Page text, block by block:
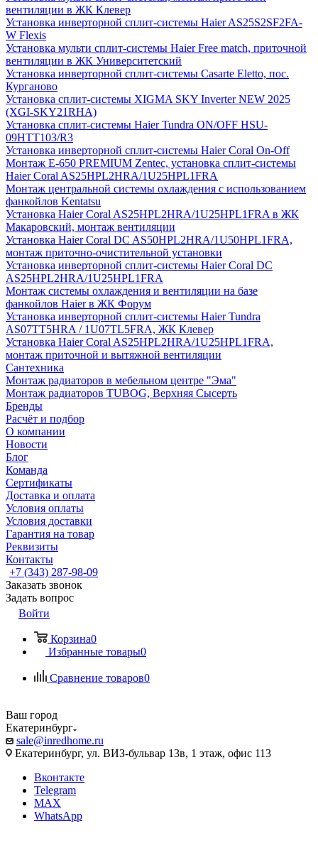
вентиляции в ЖК Клевер
Установка инверторной сплит-системы Haier AS25S2SF2FA-
W Flexis
Установка мульти сплит-системы Haier Free match, приточной
вентиляции в ЖК Университетский
Установка инверторной сплит-системы Casarte Eletto, пос.
Курганово
Установка сплит-системы XIGMA SKY Inverter NEW 2025
(XGI-SKY21RHA)
Установка сплит-системы Haier Tundra ON/OFF HSU-
09HTT103/R3
Установка инверторной сплит-системы Haier Coral On-Off
Монтаж E-650 PREMIUM Zentec, установка сплит-системы
Haier Coral AS25HPL2HRA/1U25HPL1FRA
Монтаж центральной системы охлаждения с использованием
фанкойлов Kentatsu
Установка Haier Coral AS25HPL2HRA/1U25HPL1FRA в ЖК
Макаровский, монтаж вентиляции
Установка Haier Coral DC AS50HPL2HRA/1U50HPL1FRA,
монтаж приточно-очистительной установки
Установка инверторной сплит-системы Haier Coral DC
AS25HPL2HRA/1U25HPL1FRA
Монтаж системы охлаждения и вентиляции на базе
фанкойлов Haier в ЖК Форум
Установка инверторной сплит-системы Haier Tundra
AS07TT5HRA / 1U07TL5FRA, ЖК Клевер
Установка Haier Coral AS25HPL2HRA/1U25HPL1FRA,
монтаж приточной и вытяжной вентиляции
Сантехника
Монтаж радиаторов в мебельном центре "Эма"
Монтаж радиаторов TUBOG, Верхняя Сысерть
Бренды
Расчёт и подбор
О компании
Новости
Блог
Команда
Сертификаты
Доставка и оплата
Условия оплаты
Условия доставки
Гарантия на товар
Реквизиты
Контакты
+7 (343) 287-98-09
Заказать звонок
Задать вопрос
Войти
Корзина0
Избранные товары0
Сравнение товаров0
Ваш город
Екатеринбург
sale@inredhome.ru
Екатеринбург, ул. ВИЗ-бульвар 13в, 1 этаж, офис 113
Вконтакте
Telegram
MAX
WhatsApp